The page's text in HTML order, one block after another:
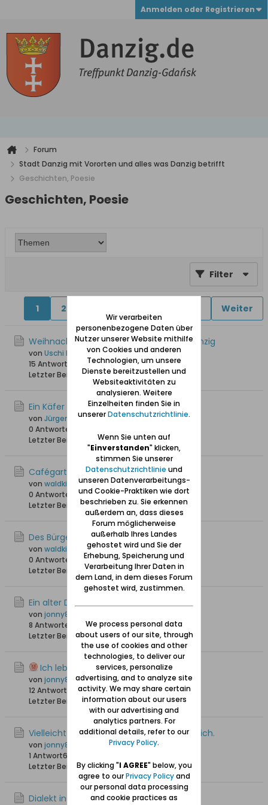
Anmelden oder Registrieren
Forum
Stadt Danzig mit Vororten und alles was Danzig betrifft
Geschichten, Poesie
Geschichten, Poesie
Filter
1 2 Weiter
Weihnachtliches - Vor Heilig Abend in Danzig
von Uschi Danziger
15 Antworten
20.370 Hits0 Likes
Letzter Beitrag23.12.2025, 11:56
Ein Käfer im Schilf
von Jürgen_W
0 Antworten
Letzter Beitrag
25.05.2025, 18:49
Cafégarten Kirschberger in Ohra
von waldkind
0 Antworten
3.792 Hits0 Likes
Letzter Beitrag09.09.2024, 16:59
Des Bürgermeister Czirenbergs Garten
von waldkind
0 Antworten
2.046 Hits0 Likes
Letzter Beitrag
07.09.2024, 11:28
Ein alter Danziger
von jonny810
8 Antworten
5.048 Hits0 Likes
Letzter Beitrag23.04.2024, 20:54
Ich lebe noch – und das ist gut!
von jonny810
12 Antworten
3.708 Hits0 Likes
Letzter Beitrag21.04.2024, 18:42
Vielleicht heute recht zeitgemäß-denke ich.
von jonny810
1 Antwort6.615 Hits
Letzter Beitrag 12.04.2024, 18:11
Dialekt in Danzig
Wir verarbeiten
personenbezogene Daten über
Nutzer unserer Website mithilfe
von Cookies und anderen
Technologien, um unsere
Dienste bereitzustellen und
Websiteaktivitäten zu
analysieren. Weitere
Einzelheiten finden Sie in
unsererDatenschutzrichtlinie.
Wenn Sie unten auf
"Einverstanden" klicken,
stimmen Sie unserer
Datenschutzrichtlinie und
unseren Datenverarbeitungs-
und Cookie-Praktiken wie dort
beschrieben zu. Sie erkennen
außerdem an, dass dieses
Forum möglicherweise
außerhalb Ihres Landes
gehostet wird und Sie der
Erhebung, Speicherung und
Verarbeitung Ihrer Daten in
dem Land, in dem dieses Forum
gehostet wird, zustimmen.
We process personal data
about users of our site, through
the use of cookies and other
technologies, to deliver our
services, personalize
advertising, and to analyze site
activity. We may share certain
information about our users
with our advertising and
analytics partners. For
additional details, refer to our
Privacy Policy.
By clicking "I AGREE" below, you
agree to ourPrivacy Policyand
our personal data processing
and cookie practices as